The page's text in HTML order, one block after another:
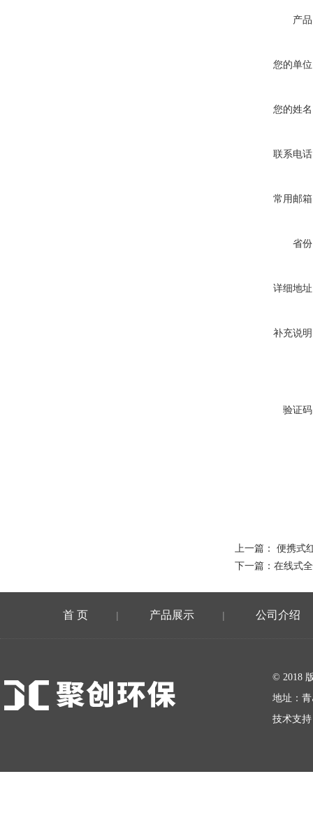
产
您的单
您的姓
联系电
常用邮
省
详细地
补充说
验证
上一篇： 便携式
下一篇： 在线式
首 页 | 产品展示 | 公司介绍
© 2018
地址：
技术支